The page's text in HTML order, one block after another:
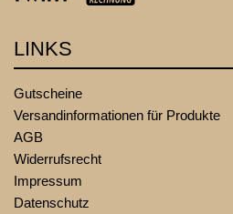
LINKS
Gutscheine
Versandinformationen für Produkte
AGB
Widerrufsrecht
Impressum
Datenschutz